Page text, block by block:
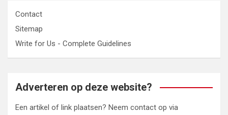
Contact
Sitemap
Write for Us - Complete Guidelines
Adverteren op deze website?
Een artikel of link plaatsen? Neem contact op via